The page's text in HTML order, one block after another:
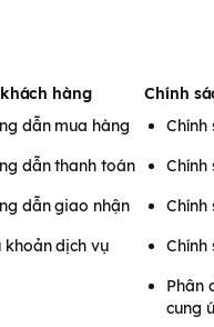
hàng
dẫn mua hàng
dẫn thanh toán
dẫn giao nhận
khoản dịch vụ
Chính
Chính
Chính
Chính
Chính
Phân
cung